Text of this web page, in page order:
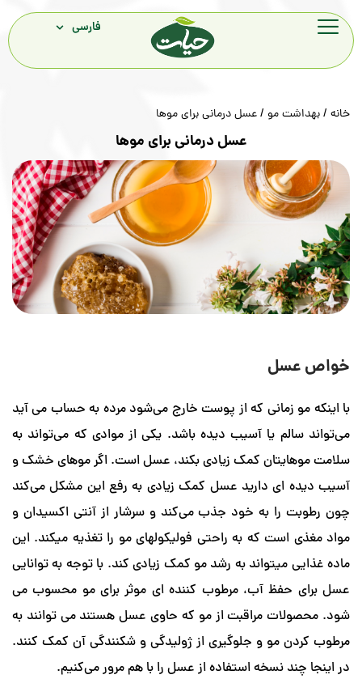
فارسی
مو/ عسل درمانی برای موها
عسل درمانی برای موها
زمانی که از پوست خارج می‌شود مرده به حساب می آید
یا آسیب دیده باشد. یکی از موادی که می‌تواند به
کمک زیادی بکند، عسل است. اگر موهای خشک و
ای دارید عسل کمک زیادی به رفع این مشکل می‌کند
را به خود جذب می‌کند و سرشار از آنتی اکسیدان و
که به راحتی فولیکولهای مو را تغذیه میکند. این
میتواند به رشد مو کمک زیادی کند. با توجه به توانایی
آب، مرطوب کننده ای موثر برای مو محسوب می
مراقبت از مو که حاوی عسل هستند می توانند به
مو و جلوگیری از ژولیدگی و شکنندگی آن کمک کنند.
نسخه استفاده از عسل را با هم مرور می‌کنیم.